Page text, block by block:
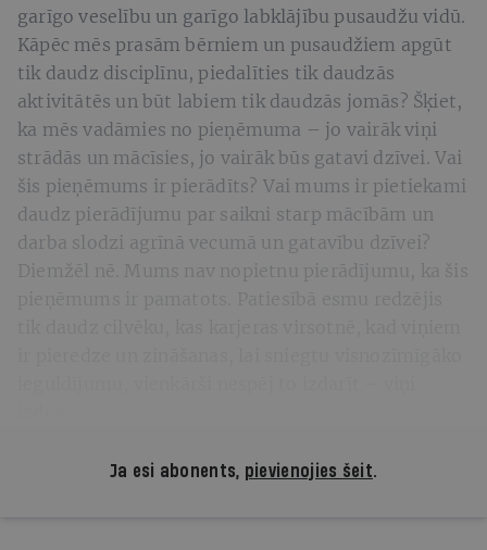
garīgo veselību un garīgo labklājību pusaudžu vidū.
Kāpēc mēs prasām bērniem un pusaudžiem apgūt
tik daudz disciplīnu, piedalīties tik daudzās
aktivitātēs un būt labiem tik daudzās jomās? Šķiet,
ka mēs vadāmies no pieņēmuma – jo vairāk viņi
strādās un mācīsies, jo vairāk būs gatavi dzīvei. Vai
šis pieņēmums ir pierādīts? Vai mums ir pietiekami
daudz pierādījumu par saikni starp mācībām un
darba slodzi agrīnā vecumā un gatavību dzīvei?
Diemžēl nē. Mums nav nopietnu pierādījumu, ka šis
Ja esi abonents, pievienojies šeit.